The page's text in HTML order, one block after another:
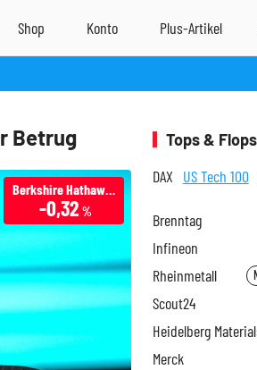
Betrug
Berkshire Hathaway
-0,32%
Tops & Flops
DAX US Tech 100
Brenntag
Infineon
Rheinmetall
Scout24
Heidelberg
Merck